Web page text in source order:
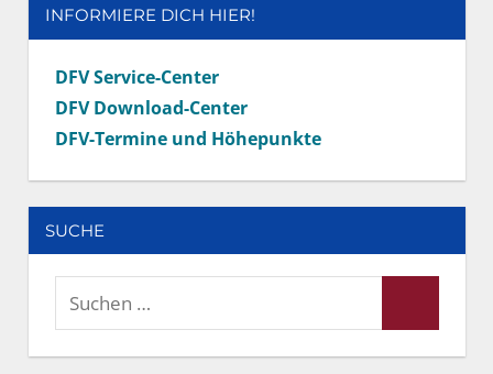
INFORMIERE DICH HIER!
DFV Service-Center
DFV Download-Center
DFV-Termine und Höhepunkte
SUCHE
Suchen